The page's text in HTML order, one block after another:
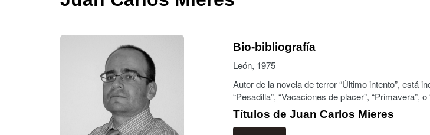
Bio-bibliografía
León, 1975
Autor de la novela de terror “Último intento”, está
“Pesadilla”, “Vacaciones de placer”, “Primavera”, o
Títulos de Juan Carlos Mieres